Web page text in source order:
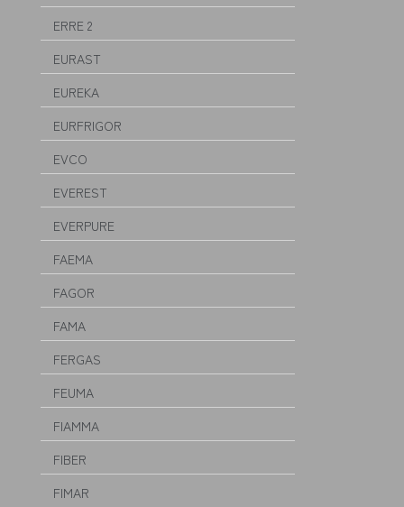
ERRE 2
EURAST
EUREKA
EURFRIGOR
EVCO
EVEREST
EVERPURE
FAEMA
FAGOR
FAMA
FERGAS
FEUMA
FIAMMA
FIBER
FIMAR